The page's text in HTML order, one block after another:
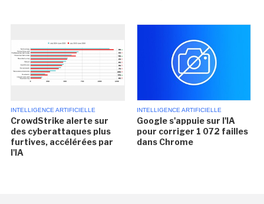
INTELLIGENCE ARTIFICIELLE
CrowdStrike alerte sur
des cyberattaques plus
furtives, accélérées par
l'IA
INTELLIGENCE ARTIFICIELLE
Google s'appuie sur l'IA
pour corriger 1 072 failles
dans Chrome